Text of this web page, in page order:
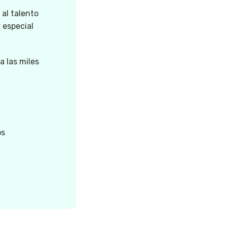
al talento
las miles